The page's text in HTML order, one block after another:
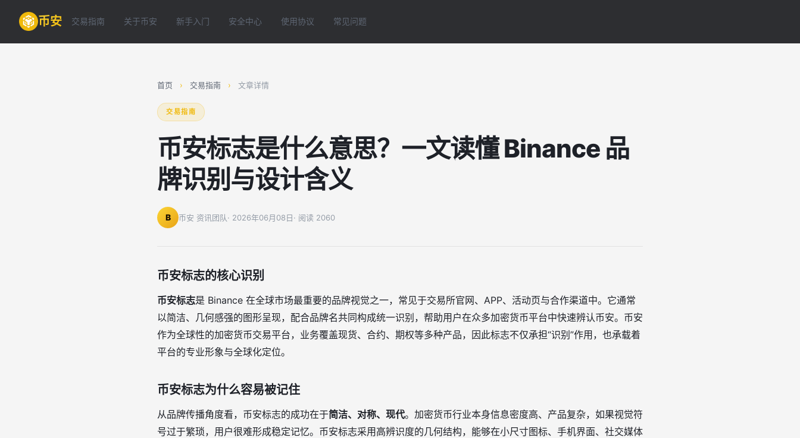
币安 交易指南 关于币安 新手入门 安全中心 使用协议 常见问题
首页 › 交易指南 › 文章详情
交易指南
币安标志是什么意思？一文读懂 Binance 品
牌识别与设计含义
B 币安 资讯团队· 2026年06月08日· 阅读 2060
币安标志的核心识别
币安标志是 Binance 在全球市场最重要的品牌视觉之一，常见于交易所官网、APP、活动页与合作渠道中。它通常
以简洁、几何感强的图形呈现，配合品牌名共同构成统一识别，帮助用户在众多加密货币平台中快速辨认币安。币安
作为全球性的加密货币交易平台，业务覆盖现货、合约、期权等多种产品，因此标志不仅承担“识别”作用，也承载着
平台的专业形象与全球化定位。
币安标志为什么容易被记住
从品牌传播角度看，币安标志的成功在于简洁、对称、现代。加密货币行业本身信息密度高、产品复杂，如果视觉符
号过于繁琐，用户很难形成稳定记忆。币安标志采用高辨识度的几何结构，能够在小尺寸图标、手机界面、社交媒体